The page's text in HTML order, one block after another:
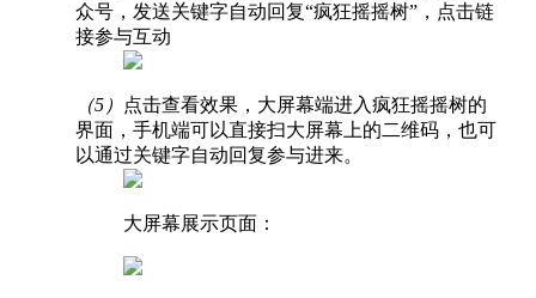
众号，发送关键字自动回复“疯狂摇摇树”，点击链
接参与互动
（5）
点击查看效果，大屏幕端进入疯狂摇摇树的
界面，手机端可以直接扫大屏幕上的二维码，也可
以通过关键字自动回复参与进来。
大屏幕展示页面：